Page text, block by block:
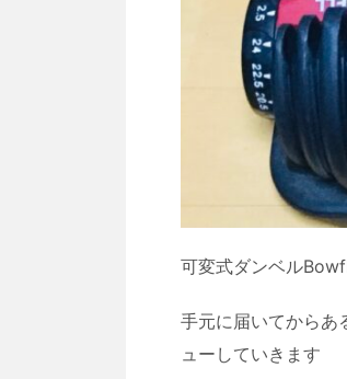
可変式ダンベル
手元に届いてからあ
ューしていきます